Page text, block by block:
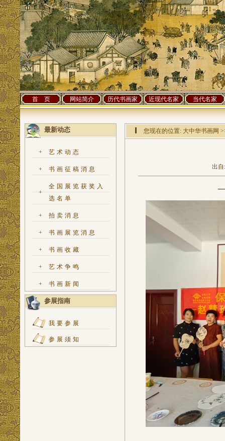
首 页 网站简介 历代书画家 近现代名家 当代名家
最新动态
+ 艺术动态
+ 书画征稿消息
+
全国展览获奖入
选名单
+ 拍卖消息
+ 书画展览消息
+ 书画收藏
+ 艺术争鸣
+ 书画新闻
参展指南
我要参展
参展须知
您现在的位置: 大中华书画网
出